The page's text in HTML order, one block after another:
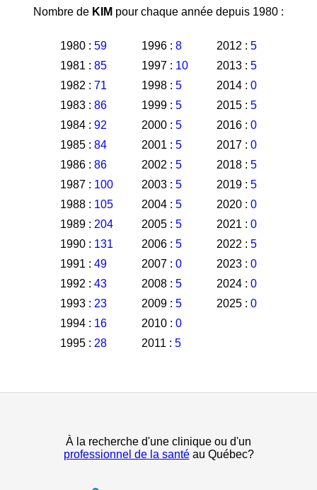
Nombre de KIM pour chaque année depuis 1980 :
1980 : 59
1981 : 85
1982 : 71
1983 : 86
1984 : 92
1985 : 84
1986 : 86
1987 : 100
1988 : 105
1989 : 204
1990 : 131
1991 : 49
1992 : 43
1993 : 23
1994 : 16
1995 : 28
1996 : 8
1997 : 10
1998 : 5
1999 : 5
2000 : 5
2001 : 5
2002 : 5
2003 : 5
2004 : 5
2005 : 5
2006 : 5
2007 : 0
2008 : 5
2009 : 5
2010 : 0
2011 : 5
2012 : 5
2013 : 5
2014 : 0
2015 : 5
2016 : 0
2017 : 0
2018 : 5
2019 : 5
2020 : 0
2021 : 0
2022 : 5
2023 : 0
2024 : 0
2025 : 0
À la recherche d'une clinique ou d'un
professionnel de la santéau Québec?